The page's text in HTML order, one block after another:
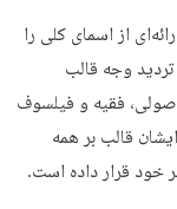
از اسمای کلی را
وجه قالب
فقیه و فیلسوف
قالب بر همه
خود قرار داده است.